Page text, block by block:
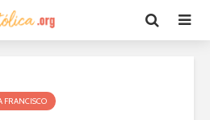
FRANCISCO